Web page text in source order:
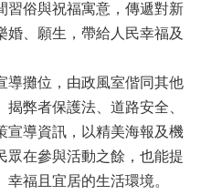
習俗與祝福寓意，傳遞對新
婚、願生，帶給人民幸福及
攤位，由政風室偕同其他
弊者保護法、道路安全、
宣導資訊，以精美海報及機
眾在參與活動之餘，也能提
幸福且宜居的生活環境。